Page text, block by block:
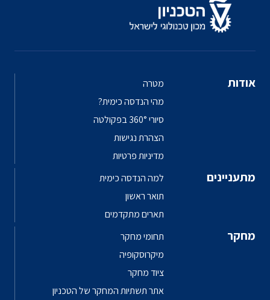
אודות
מטרה
מהי הנדסה כימית?
סיורי 360° בפקולטה
הצהרת נגישות
מדיניות פרטיות
מתעניינים
למה הנדסה כימית
תואר ראשון
תארים מתקדמים
מחקר
תחומי מחקר
מיקרוסקופיה
ציוד מחקר
אתר תשתיות המחקר של הטכניון